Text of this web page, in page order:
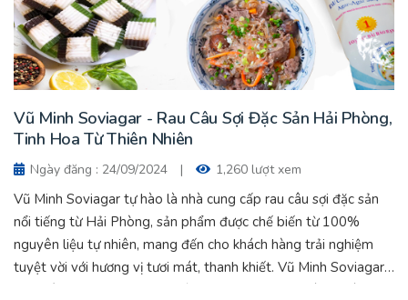
Vũ Minh Soviagar - Rau Câu Sợi Đặc Sản Hải Phòng,
Tinh Hoa Từ Thiên Nhiên
Ngày đăng : 24/09/2024 | 1,260 lượt xem
Vũ Minh Soviagar tự hào là nhà cung cấp rau câu sợi đặc sản
nổi tiếng từ Hải Phòng, sản phẩm được chế biến từ 100%
nguyên liệu tự nhiên, mang đến cho khách hàng trải nghiệm
tuyệt vời với hương vị tươi mát, thanh khiết. Vũ Minh Soviagar -
Rau Câu Sợi Đặc Sản Hải Phòng, Tinh Hoa Từ Thiên Nhiên.